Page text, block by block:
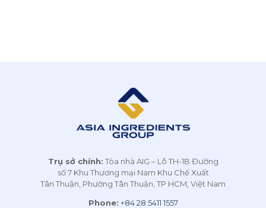
chăm sóc sức khỏe cá nhân.
Trụ sở chính:Tòa nhà AIG – Lô TH-1B Đường
số 7 Khu Thương mại Nam Khu Chế Xuất
Tân Thuận, Phường Tân Thuận, TP HCM, Việt Nam
Phone: +84 28 5411 1557